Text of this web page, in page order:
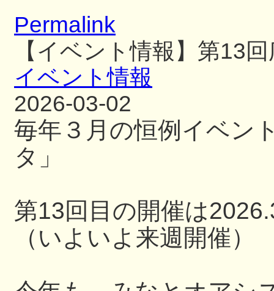
Permalink
【イベント情報】第13
イベント情報
2026-03-02
毎年３月の恒例イベン
タ」
第13回目の開催は
（いよいよ来週開催）